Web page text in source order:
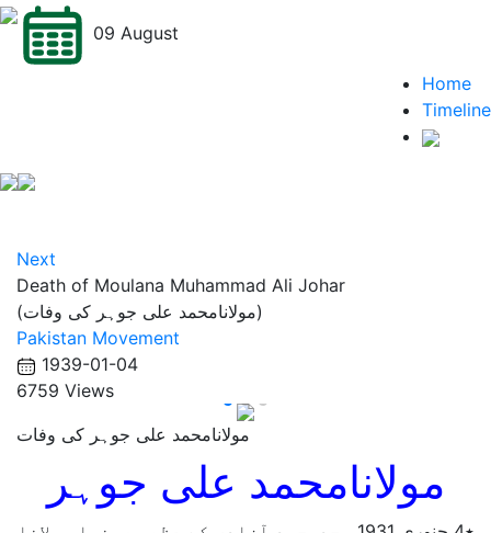
09 August
Home
Timeline
Next
Death of Moulana Muhammad Ali Johar
(مولانامحمد علی جوہر کی وفات)
Pakistan Movement
1939-01-04
6759 Views
مولانامحمد علی جوہر کی وفات
مولانامحمد علی جوہر